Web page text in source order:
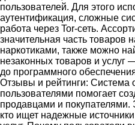
пользователей. Для этого
аутентификация, сложные
работа через Tor-сеть.
значительная часть товаров
наркотиками, также можно
незаконных товаров и
до программного
Отзывы и рейтинги: Система
пользователями помогает
продавцами и покупателями.
кто ищет надежные